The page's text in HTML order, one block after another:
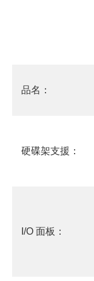
品名：
硬碟架支援：
I/O 面板：